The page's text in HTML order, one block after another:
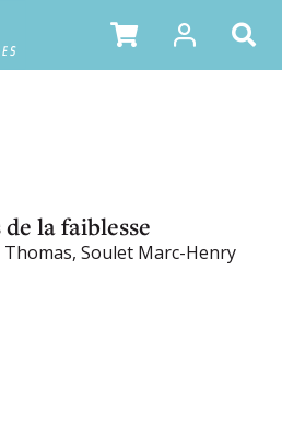
la faiblesse
Soulet Marc-Henry